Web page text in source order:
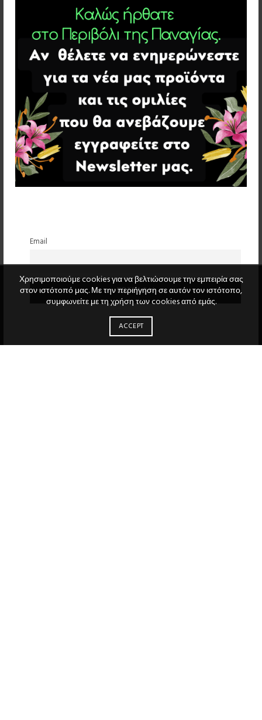
Email
Χρησιμοποιούμε cookies για να βελτιώσουμε την εμπειρία σας
στον ιστότοπό μας. Με την περιήγηση σε αυτόν τον ιστότοπο,
συμφωνείτε με τη χρήση των cookies από εμάς.
ACCEPT